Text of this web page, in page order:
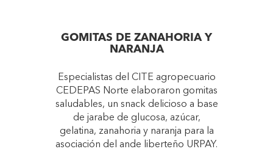
GOMITAS DE ZANAHORIA Y
NARANJA
Especialistas del CITE agropecuario
CEDEPAS Norte elaboraron gomitas
saludables, un snack delicioso a base
de jarabe de glucosa, azúcar,
gelatina, zanahoria y naranja para la
asociación del ande liberteño URPAY.